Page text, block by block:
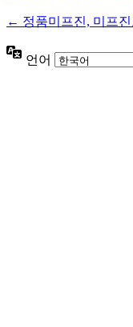
← 정품미프진, 미프진
언어